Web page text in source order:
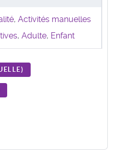
, Activités manuelles
, Adulte, Enfant
)